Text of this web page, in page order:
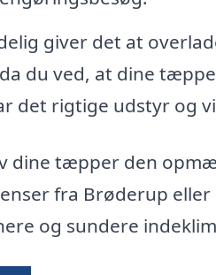
giver det at
du ved, at dine
det rigtige udstyr og
dine tæpper den
fra Brøderup
og sundere